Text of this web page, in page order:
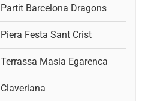
Partit Barcelona Dragons
Piera Festa Sant Crist
Terrassa Masia Egarenca
Claveriana